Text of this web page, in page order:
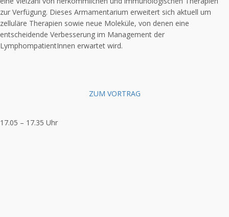
zur Verfügung. Dieses Armamentarium erweitert sich aktuell um
zelluläre Therapien sowie neue Moleküle, von denen eine
entscheidende Verbesserung im Management der
LymphompatientInnen erwartet wird.
ZUM VORTRAG
17.05 – 17.35 Uhr